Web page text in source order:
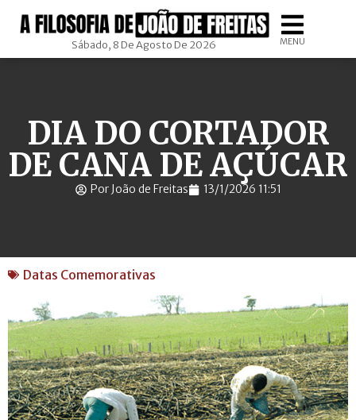
Sábado, 8 De Agosto De 2026 MENU
DIA DO CORTADOR
DE CANA DE AÇÚCAR
Por João de Freitas 13/1/2026 11:51
Datas Comemorativas